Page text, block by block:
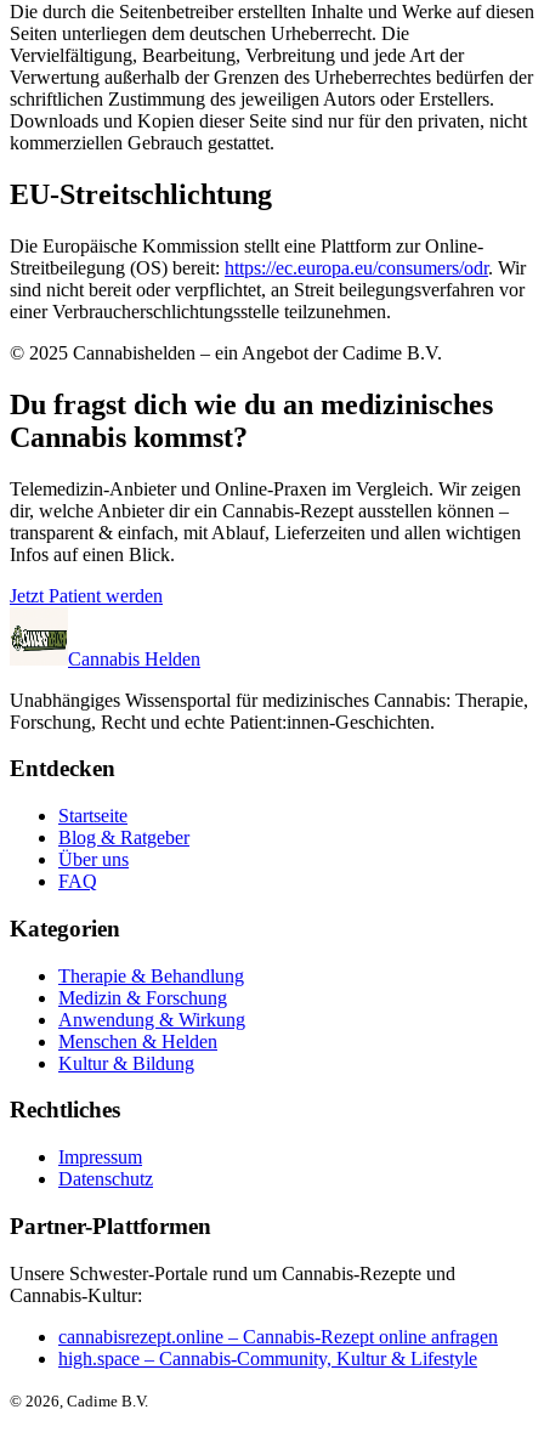
Die durch die Seitenbetreiber erstellten Inhalte und Werke auf diesen
Seiten unterliegen dem deutschen Urheberrecht. Die
Vervielfältigung, Bearbeitung, Verbreitung und jede Art der
Verwertung außerhalb der Grenzen des Urheberrechtes bedürfen der
schriftlichen Zustimmung des jeweiligen Autors oder Erstellers.
Downloads und Kopien dieser Seite sind nur für den privaten, nicht
kommerziellen Gebrauch gestattet.
EU-Streitschlichtung
Die Europäische Kommission stellt eine Plattform zur Online-
Streitbeilegung (OS) bereit: https://ec.europa.eu/consumers/odr. Wir
sind nicht bereit oder verpflichtet, an Streit­ beilegungs­verfahren vor
einer Verbraucher­schlichtungsstelle teilzunehmen.
© 2025 Cannabishelden – ein Angebot der Cadime B.V.
Du fragst dich wie du an medizinisches
Cannabis kommst?
Telemedizin-Anbieter und Online-Praxen im Vergleich. Wir zeigen
dir, welche Anbieter dir ein Cannabis-Rezept ausstellen können –
transparent & einfach, mit Ablauf, Lieferzeiten und allen wichtigen
Infos auf einen Blick.
Jetzt Patient werden
Cannabis Helden
Unabhängiges Wissensportal für medizinisches Cannabis: Therapie,
Forschung, Recht und echte Patient:innen-Geschichten.
Entdecken
Startseite
Blog & Ratgeber
Über uns
FAQ
Kategorien
Therapie & Behandlung
Medizin & Forschung
Anwendung & Wirkung
Menschen & Helden
Kultur & Bildung
Rechtliches
Impressum
Datenschutz
Partner-Plattformen
Unsere Schwester-Portale rund um Cannabis-Rezepte und
Cannabis-Kultur:
cannabisrezept.online – Cannabis-Rezept online anfragen
high.space – Cannabis-Community, Kultur & Lifestyle
© 2026 , Cadime B.V.